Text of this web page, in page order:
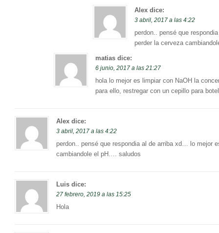
Alex dice:
3 abril, 2017 a las 4:22
perdon.. pensé que
perder la cerveza
matias dice:
6 junio, 2017 a las 21:27
hola lo mejor es limpiar con NaOH la
para ello, restregar con un cepillo para
Alex dice:
3 abril, 2017 a las 4:22
perdon.. pensé que respondia al de arriba xd… lo mejor
cambiandole el pH…. saludos
Luis dice:
27 febrero, 2019 a las 15:25
Hola